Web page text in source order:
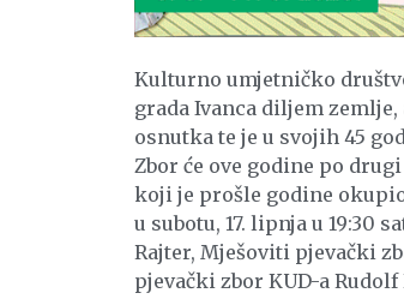
Kulturno umjetničko
grada Ivanca diljem
osnutka te je u svojih 45
Zbor će ove godine po
koji je prošle godine
u subotu, 17. lipnja u 19:30
Rajter, Mješoviti pjevački
pjevački zbor KUD-a